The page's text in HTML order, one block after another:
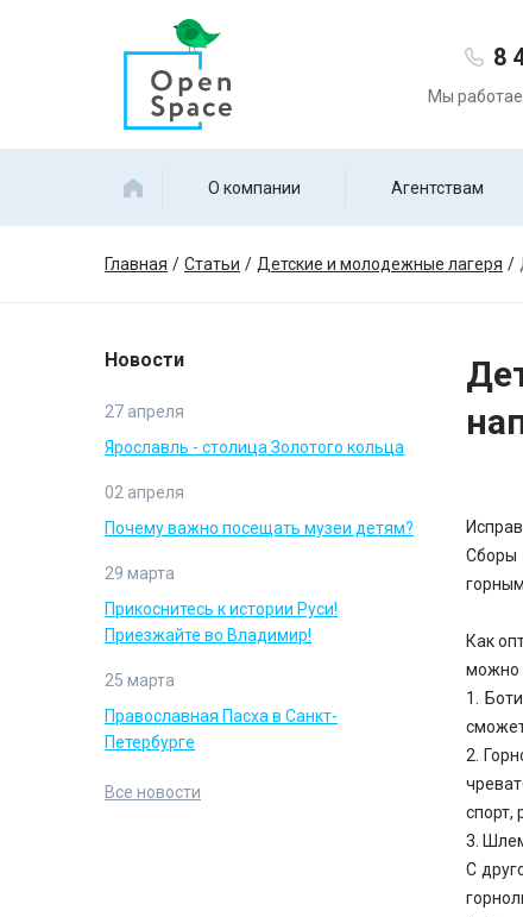
8
Мы
О компании Агентствам
Главная Статьи Детские и молодежные лагеря
Новости
27 апреля
Ярославль - столица Золотого кольца
02 апреля
Почему важно посещать музеи детям?
29 марта
Прикоснитесь к истории Руси!
Приезжайте во Владимир!
25 марта
Православная Пасха в Санкт-
Петербурге
Все новости
Сборы
Как
можно
1.
2.
спорт,
3.
С